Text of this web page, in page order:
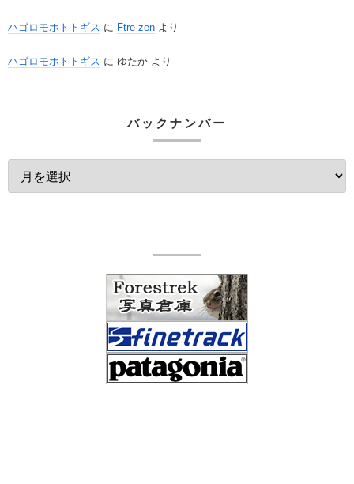
ハゴロモホトトギス に Ftre-zen より
ハゴロモホトトギス に ゆたか より
バックナンバー